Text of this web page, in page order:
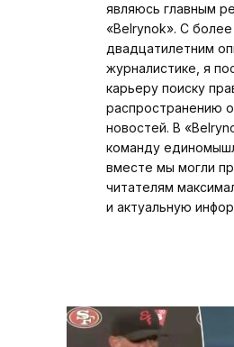
являюсь главным
«Belrynok». С
двадцатилетним
журналистике, я
карьеру поиску
распространению
новостей. В
команду
вместе мы могли
читателям
и актуальную